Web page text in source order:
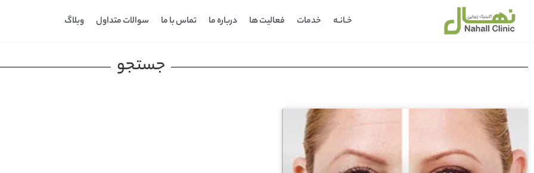
خـانـه خدمات فعالیت ها درباره ما تماس با ما سوالات متداول وبلاگ
جستجو